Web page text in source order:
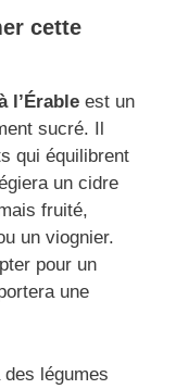
cette
l’Érable est un
sucré. Il
qui équilibrent
un cidre
fruité,
un viognier.
pour un
une
légumes